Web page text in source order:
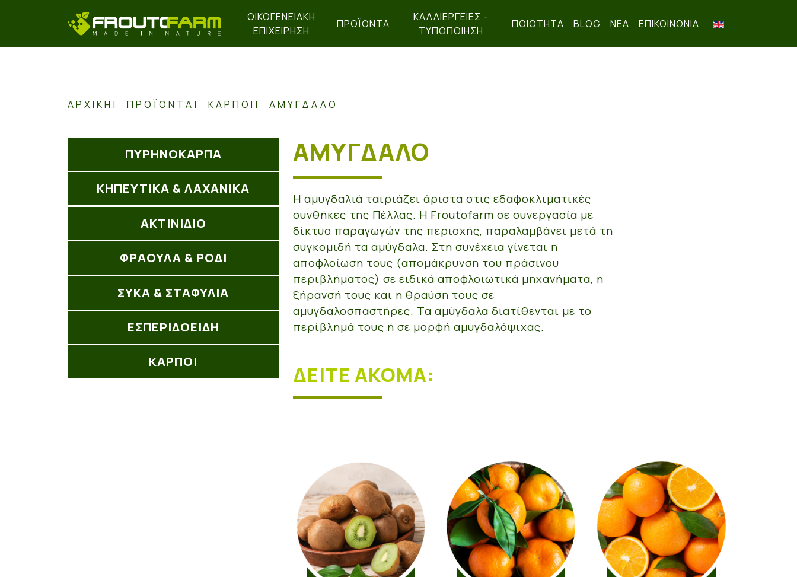
ΟΙΚΟΓΕΝΕΙΑΚΉ
ΕΠΙΧΕΊΡΗΣΗ
ΠΡΟΪΌΝΤΑ
ΚΑΛΛΙΕΡΓΕΙΕΣ -
ΤΥΠΟΠΟΙΗΣΗ
ΠΟΙΟΤΗΤΑ BLOG ΝΕΑ ΕΠΙΚΟΙΝΩΝΊΑ
ΑΡΧΙΚΉ ΠΡΟΪΌΝΤΑ ΚΑΡΠΟΙ ΑΜΥΓΔΑΛΟ
ΠΥΡΗΝΟΚΑΡΠΑ
ΚΗΠΕΥΤΙΚΑ & ΛΑΧΑΝΙΚΑ
ΑΚΤΙΝΊΔΙΟ
ΦΡΑΟΥΛΑ & ΡΟΔΙ
ΣΥΚΑ & ΣΤΑΦΥΛΙΑ
ΕΣΠΕΡΙΔΟΕΙΔΗ
ΚΑΡΠΟΙ
ΑΜΥΓΔΑΛΟ
Η αμυγδαλιά ταιριάζει άριστα στις εδαφοκλιματικές
συνθήκες της Πέλλας. Η Froutofarm σε συνεργασία με
δίκτυο παραγωγών της περιοχής, παραλαμβάνει μετά τη
συγκομιδή τα αμύγδαλα. Στη συνέχεια γίνεται η
αποφλοίωση τους (απομάκρυνση του πράσινου
περιβλήματος) σε ειδικά αποφλοιωτικά μηχανήματα, η
ξήρανσή τους και η θραύση τους σε
αμυγδαλοσπαστήρες. Τα αμύγδαλα διατίθενται με το
περίβλημά τους ή σε μορφή αμυγδαλόψιχας.
ΔΕΊΤΕ ΑΚΌΜΑ: